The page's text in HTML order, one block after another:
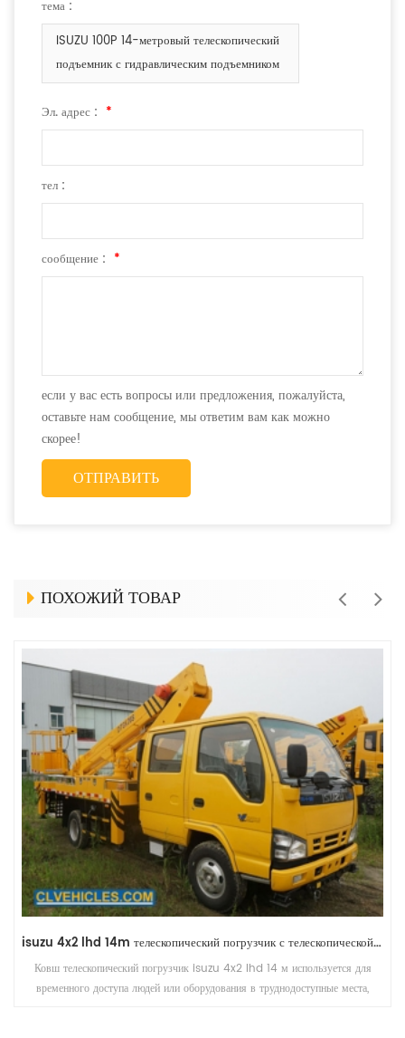
тема :
ISUZU 100P 14-метровый телескопический
подъемник с гидравлическим подъемником
Эл. адрес : *
тел :
сообщение : *
если у вас есть вопросы или предложения, пожалуйста,
оставьте нам сообщение, мы ответим вам как можно
скорее!
ПОХОЖИЙ ТОВАР
Howo 6 колес 20 метров с телескопической тележкой с ручным управлением, смонтированные на грузовых платформах
Телескопические подъемные платформы с ручным управлением
используются для временного доступа людей или оборудования в